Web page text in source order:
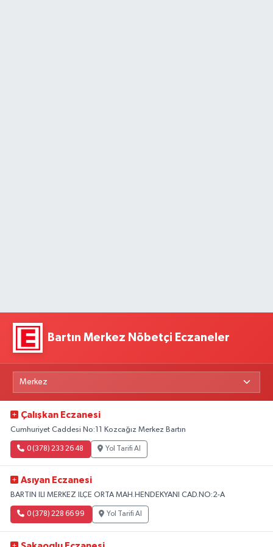
Bartın Merkez Nöbetçi Eczaneler
Çalışkan Eczanesi
Cumhuriyet Caddesi No:11 Kozcağız Merkez Bartın
0 (378) 233 26 48 Yol Tarifi Al
Asıyan Eczanesi
BARTIN ILI MERKEZ ILÇE ORTA MAH.HENDEKYANI CAD.NO:2-A
0 (378) 228 66 99 Yol Tarifi Al